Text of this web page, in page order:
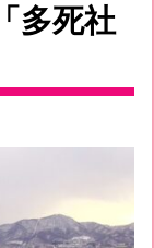
多死社